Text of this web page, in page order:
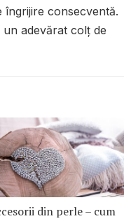
îngrijire consecventă.
adevărat colț de
din perle – cum